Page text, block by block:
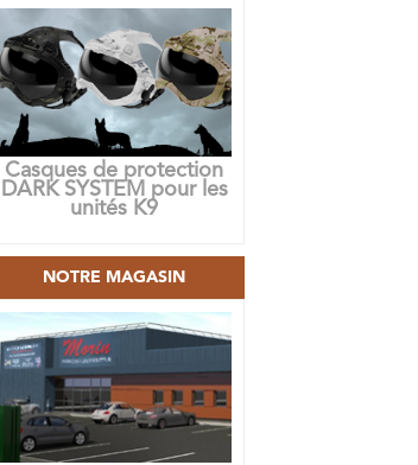
Casques de protection
DARK SYSTEM pour les
unités K9
NOTRE MAGASIN